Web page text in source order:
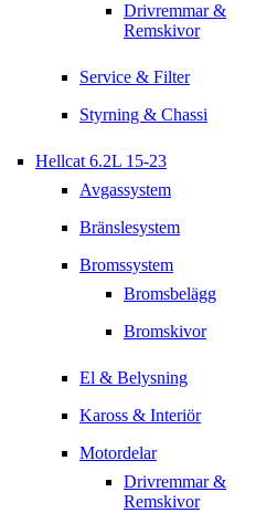
Drivremmar &
Remskivor
Service & Filter
Styrning & Chassi
Hellcat 6.2L 15-23
Avgassystem
Bränslesystem
Bromssystem
Bromsbelägg
Bromskivor
El & Belysning
Kaross & Interiör
Motordelar
Drivremmar &
Remskivor